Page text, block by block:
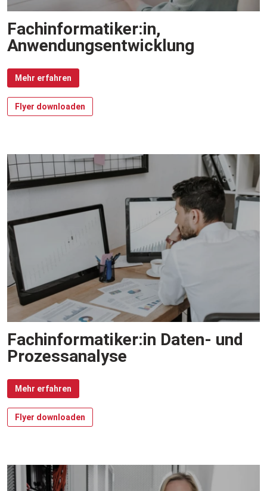
Fachinformatiker:in,
Anwendungsentwicklung
Mehr erfahren
Flyer downloaden
Fachinformatiker:in Daten- und
Prozessanalyse
Mehr erfahren
Flyer downloaden